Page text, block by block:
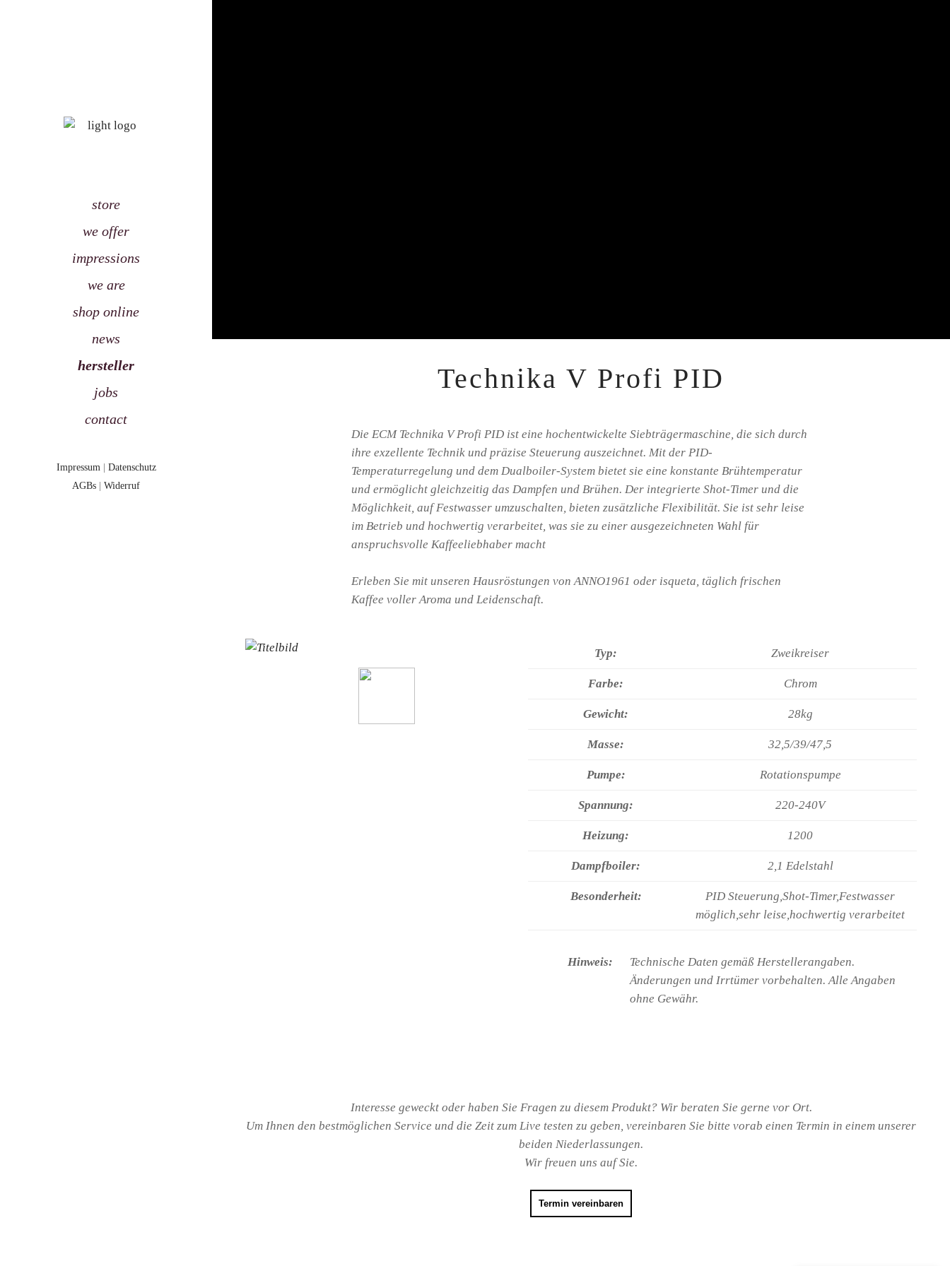
store
we offer
impressions
we are
shop online
news
hersteller
jobs
contact
Impressum| Datenschutz
AGBs
Widerruf
Technika V Profi PID
Die ECM Technika V Profi PID ist eine hochentwickelte Siebträgermaschine, die sich durch
ihre exzellente Technik und präzise Steuerung auszeichnet. Mit der PID-
Temperaturregelung und dem Dualboiler-System bietet sie eine konstante Brühtemperatur
und ermöglicht gleichzeitig das Dampfen und Brühen. Der integrierte Shot-Timer und die
Möglichkeit, auf Festwasser umzuschalten, bieten zusätzliche Flexibilität. Sie ist sehr leise
im Betrieb und hochwertig verarbeitet, was sie zu einer ausgezeichneten Wahl für
anspruchsvolle Kaffeeliebhaber macht
Erleben Sie mit unseren Hausröstungen von ANNO1961 oder isqueta, täglich frischen
Kaffee voller Aroma und Leidenschaft.
Typ: Zweikreiser
Farbe: Chrom
Gewicht: 28kg
Masse: 32,5/39/47,5
Pumpe: Rotationspumpe
Spannung: 220-240V
Heizung: 1200
Dampfboiler: 2,1 Edelstahl
Besonderheit:
PID Steuerung,Shot-Timer,Festwasser
möglich,sehr leise,hochwertig verarbeitet
Hinweis:
Technische Daten gemäß Herstellerangaben.
Änderungen und Irrtümer vorbehalten. Alle Angaben
ohne Gewähr.
Interesse geweckt oder haben Sie Fragen zu diesem Produkt? Wir beraten Sie gerne vor Ort.
Um Ihnen den bestmöglichen Service und die Zeit zum Live testen zu geben, vereinbaren Sie bitte vorab einen Termin in einem unserer
beiden Niederlassungen.
Wir freuen uns auf Sie.